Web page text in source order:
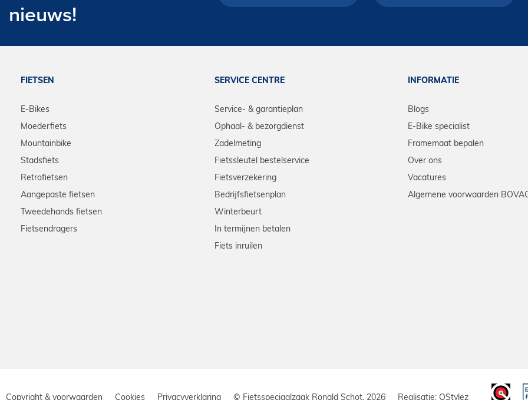
nieuws!
FIETSEN
E-Bikes
Moederfiets
Mountainbike
Stadsfiets
Retrofietsen
Aangepaste fietsen
Tweedehands fietsen
Fietsendragers
SERVICE CENTRE
Service- & garantieplan
Ophaal- & bezorgdienst
Zadelmeting
Fietssleutel bestelservice
Fietsverzekering
Bedrijfsfietsenplan
Winterbeurt
In termijnen betalen
Fiets inruilen
INFORMATIE
Blogs
E-Bike specialist
Framemaat bepalen
Over ons
Vacatures
Algemene voorwaarden
Copyright & voorwaarden Cookies Privacyverklaring © Fietsspeciaalzaak Ronald Schot, 2026 Realisatie: QStylez